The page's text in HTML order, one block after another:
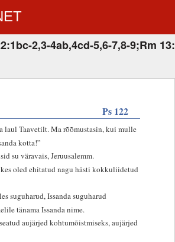
2,3-4ab,4cd-5,6-7,8-9;Rm
Ps 122
laul Taavetilt. Ma rõõmustasin, kui mulle
kotta!”
su väravais, Jeruusalemm.
kes oled ehitatud nagu hästi kokkuliidetud
suguharud, Issanda suguharud
tänama Issanda nime.
aujärjed kohtumõistmiseks, aujärjed